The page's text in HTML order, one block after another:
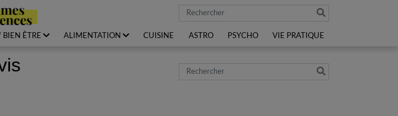
Rechercher
ÊTRE ALIMENTATION CUISINE ASTRO PSYCHO VIE PRATIQUE
Rechercher